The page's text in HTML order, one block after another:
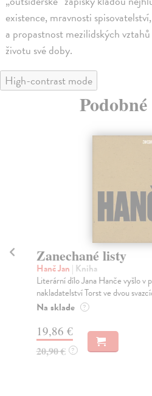
existence, mravnosti
a propastnost mezilidských
životu své doby.
High-contrast mode
Zanechané listy
Hanč Jan | Kniha
Literární dílo Jana Hanče vyšlo v
nakladatelství Torst ve dvou
Na sklade ?
19,86 €
20,90 € ?